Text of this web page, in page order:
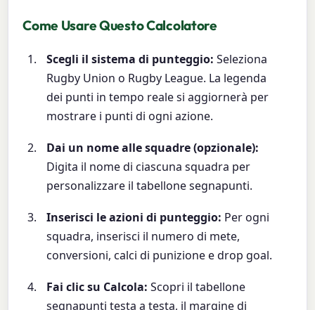
Come Usare Questo Calcolatore
Scegli il sistema di punteggio: Seleziona
Rugby Union o Rugby League. La legenda
dei punti in tempo reale si aggiornerà per
mostrare i punti di ogni azione.
Dai un nome alle squadre (opzionale):
Digita il nome di ciascuna squadra per
personalizzare il tabellone segnapunti.
Inserisci le azioni di punteggio: Per ogni
squadra, inserisci il numero di mete,
conversioni, calci di punizione e drop goal.
Fai clic su Calcola: Scopri il tabellone
segnapunti testa a testa, il margine di